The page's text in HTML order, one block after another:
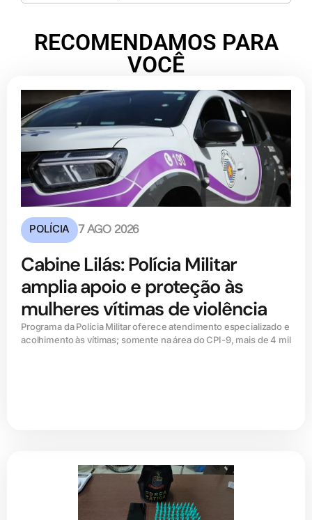
RECOMENDAMOS PARA
VOCÊ
POLÍCIA 7 AGO 2026
Cabine Lilás: Polícia Militar
amplia apoio e proteção às
mulheres vítimas de violência
Programa da Polícia Militar oferece atendimento especializado e
acolhimento às vítimas; somente na área do CPI-9, mais de 4 mil